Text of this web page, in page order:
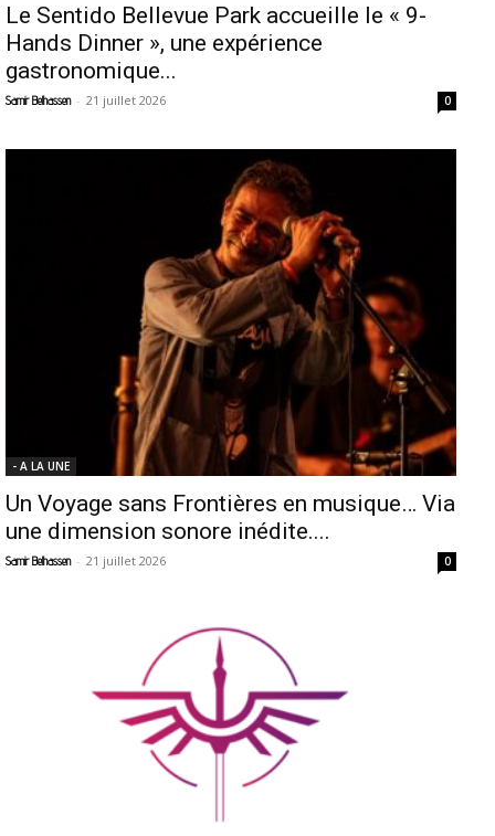
Le Sentido Bellevue Park accueille le « 9-
Hands Dinner », une expérience
gastronomique...
Samir Belhassen - 21 juillet 2026 0
- A LA UNE
Un Voyage sans Frontières en musique… Via
une dimension sonore inédite....
Samir Belhassen - 21 juillet 2026 0